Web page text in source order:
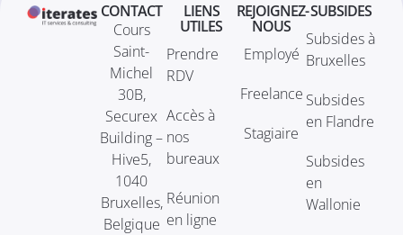
CONTACT
Cours
Saint-
Michel
30B,
Securex
Building –
Hive5,
1040
Bruxelles,
Belgique
LIENS
UTILES
Prendre
RDV
Accès à
nos
bureaux
Réunion
en ligne
REJOIGNEZ-
NOUS
Employé
Freelance
Stagiaire
SUBSIDES
Subsides à
Bruxelles
Subsides
en Flandre
Subsides
en
Wallonie